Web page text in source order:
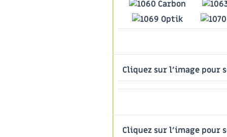
Cliquez sur l'image pour
Cliquez sur l'image pour